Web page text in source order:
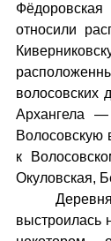
относили
волосовских
Архангела
Волосовскую
к
Окуловская,
выстроилась